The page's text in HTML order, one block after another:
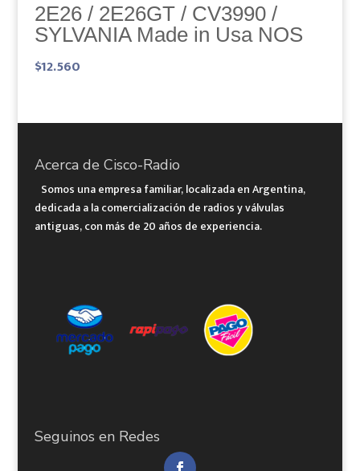
2E26 / 2E26GT / CV3990 /
SYLVANIA Made in Usa NOS
$12.560
Acerca de Cisco-Radio
Somos una empresa familiar, localizada en Argentina,
dedicada a la comercialización de radios y válvulas
antiguas, con más de 20 años de experiencia.
Seguinos en Redes